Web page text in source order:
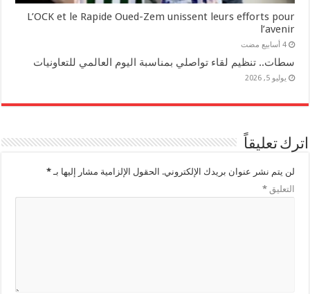
L’OCK et le Rapide Oued-Zem unissent leurs efforts pour
l’avenir
‏4 أسابيع مضت
سطات.. تنظيم لقاء تواصلي بمناسبة اليوم العالمي للتعاونيات
يوليو 5, 2026
تعليقاً
لن يتم نشر عنوان بريدك الإلكتروني. الحقول الإلزامية مشار إليها بـ*
التعليق*